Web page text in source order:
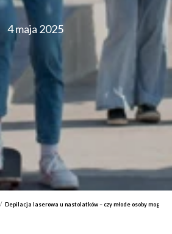
4 maja 2025
/ Depilacja laserowa u nastolatków – czy młode osoby mogą